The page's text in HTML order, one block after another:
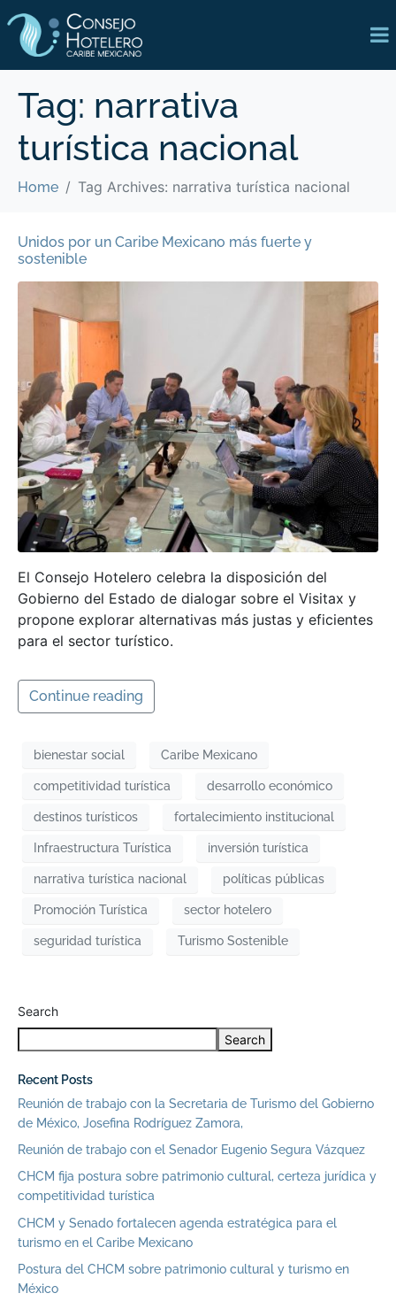
Tag: narrativa
turística nacional
Home Tag Archives: narrativa turística nacional
Unidos por un Caribe Mexicano más fuerte y
sostenible
El Consejo Hotelero celebra la disposición del
Gobierno del Estado de dialogar sobre el Visitax y
propone explorar alternativas más justas y eficientes
para el sector turístico.
Continue reading
bienestar social Caribe Mexicano
competitividad turística desarrollo económico
destinos turísticos fortalecimiento institucional
Infraestructura Turística inversión turística
narrativa turística nacional políticas públicas
Promoción Turística sector hotelero
seguridad turística Turismo Sostenible
Search
Search
Recent Posts
Reunión de trabajo con la Secretaria de Turismo del Gobierno
de México, Josefina Rodríguez Zamora,
Reunión de trabajo con el Senador Eugenio Segura Vázquez
CHCM fija postura sobre patrimonio cultural, certeza jurídica y
competitividad turística
CHCM y Senado fortalecen agenda estratégica para el
turismo en el Caribe Mexicano
Postura del CHCM sobre patrimonio cultural y turismo en
México